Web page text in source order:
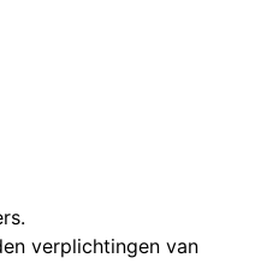
verplichtingen van